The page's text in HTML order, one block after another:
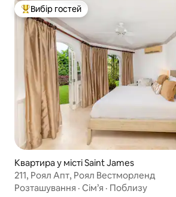
Топ вибір гостей
Вибір гостей
Квартира у місті Saint James
211, Роял Апт, Роял Вестморленд
Розташування · Сім’я · Поблизу